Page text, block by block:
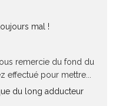
mal !
remercie du fond du
pour mettre...
du long adducteur